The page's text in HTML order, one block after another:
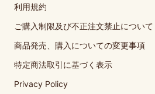
利用規約
ご購入制限及び不正注文禁止について
商品発売、購入についての変更事項
特定商法取引に基づく表示
Privacy Policy